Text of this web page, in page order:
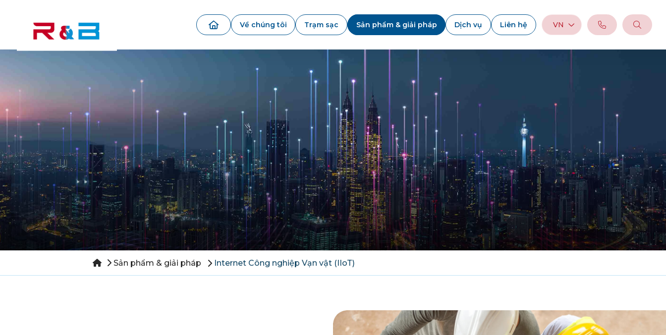
Về chúng tôi Trạm sạc Sản phẩm & giải pháp Dịch vụ Liên hệ VN
Sản phẩm & giải pháp Internet Công nghiệp Vạn vật (IIoT)